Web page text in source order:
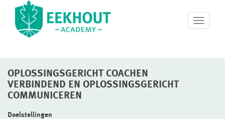
T
o
OPLOSSINGSGERICHT COACHEN
VERBINDEND EN OPLOSSINGSGERICHT
COMMUNICEREN
Doelstellingen